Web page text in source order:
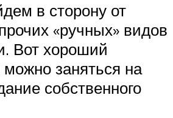
в сторону от
«ручных» видов
Вот хороший
заняться на
собственного